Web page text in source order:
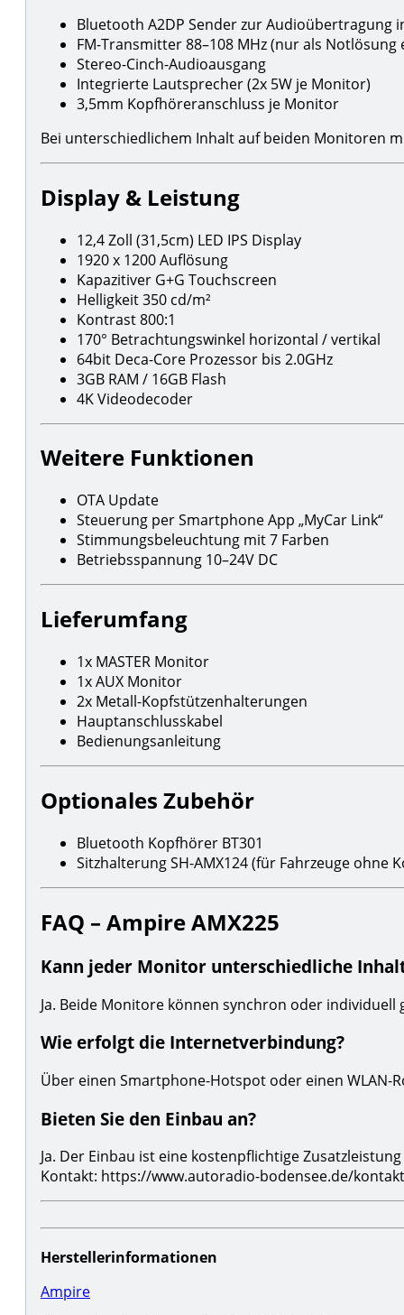
Bluetooth A2DP Sender zur Audioübertragung
FM-Transmitter 88–108 MHz (nur als Notlösung
Stereo-Cinch-Audioausgang
Integrierte Lautsprecher (2x 5W je Monitor)
3,5mm Kopfhöreranschluss je Monitor
Bei unterschiedlichem Inhalt auf beiden Monitoren
Display & Leistung
12,4 Zoll (31,5cm) LED IPS Display
1920 x 1200 Auflösung
Kapazitiver G+G Touchscreen
Helligkeit 350 cd/m²
Kontrast 800:1
170° Betrachtungswinkel horizontal / vertikal
64bit Deca-Core Prozessor bis 2.0GHz
3GB RAM / 16GB Flash
4K Videodecoder
Weitere Funktionen
OTA Update
Steuerung per Smartphone App „MyCar Link“
Stimmungsbeleuchtung mit 7 Farben
Betriebsspannung 10–24V DC
Lieferumfang
1x MASTER Monitor
1x AUX Monitor
2x Metall-Kopfstützenhalterungen
Hauptanschlusskabel
Bedienungsanleitung
Optionales Zubehör
Bluetooth Kopfhörer BT301
Sitzhalterung SH-AMX124 (für Fahrzeuge ohne
FAQ – Ampire AMX225
Kann jeder Monitor unterschiedliche
Ja. Beide Monitore können synchron oder individuell
Wie erfolgt die Internetverbindung?
Über einen Smartphone-Hotspot oder einen WLAN-
Bieten Sie den Einbau an?
Ja. Der Einbau ist eine kostenpflichtige
Kontakt: https://www.autoradio-bodensee.de/
Herstellerinformationen
Ampire